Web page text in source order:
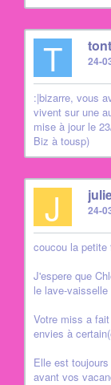
T 24-
:|bizarre, vous
vivent sur une
mise à jour le
Biz à tousp)
J 24-
coucou la petite
J'espere que
le lave-
Votre miss a
envies à
Elle est
avant vos